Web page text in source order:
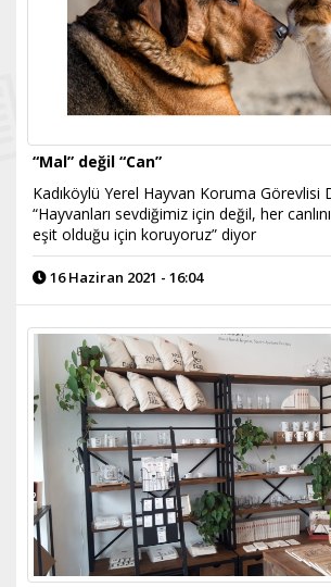
“Mal” değil “Can”
Kadıköylü Yerel Hayvan Koruma Görevlisi
“Hayvanları sevdiğimiz için değil, her
eşit olduğu için koruyoruz” diyor
16 Haziran 2021 - 16:04